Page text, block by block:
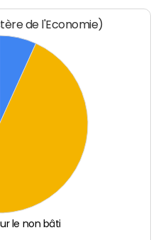
de l'Economie)
le non bâti